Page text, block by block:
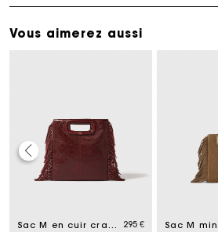
Vous aimerez aussi
Sac M en cuir craquelé 295 €
Carte Cadeau Maje : la